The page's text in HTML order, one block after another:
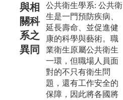
與相
關科
系之
異同
公共衛生學系: 公共衛
生是一門預防疾病、
延長壽命、並促進健
康的科學與藝術。職
業衛生原屬公共衛生
一環，但職場人員面
對的不只有衛生問
題，還有工作安全的
保障，因此將各國將